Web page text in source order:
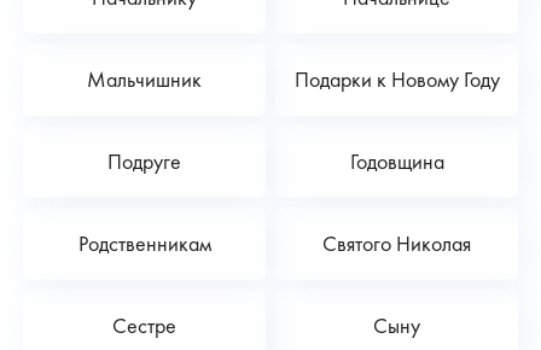
Мальчишник Подарки к Новому Году
Подруге Годовщина
Родственникам Святого Николая
Сестре Сыну